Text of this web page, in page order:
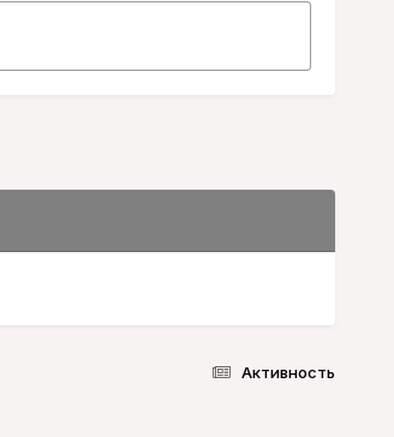
Активность